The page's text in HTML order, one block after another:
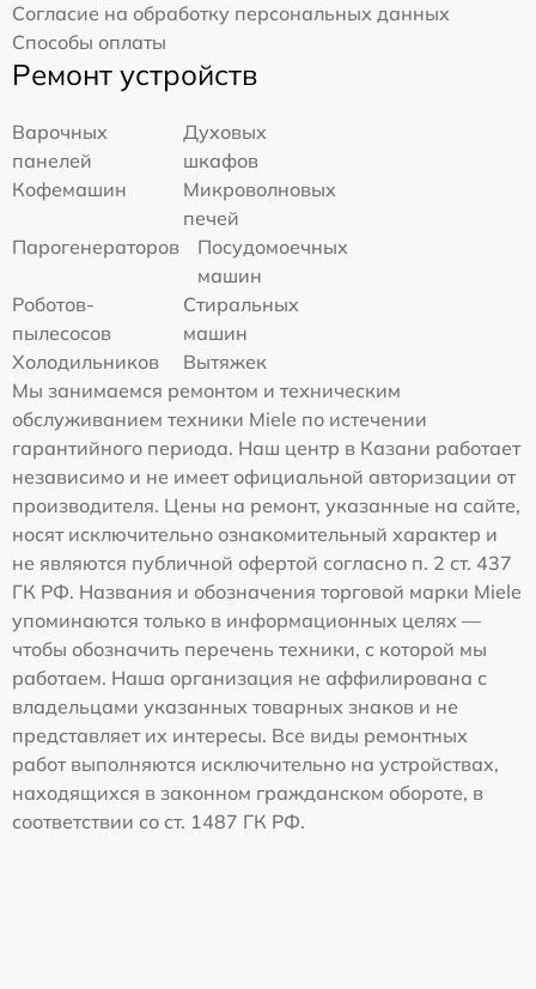
Согласие на обработку персональных данных
Способы оплаты
Ремонт устройств
Варочных
панелей
Духовых
шкафов
Кофемашин
Микроволновых
печей
Парогенераторов
Посудомоечных
машин
Роботов-
пылесосов
Стиральных
машин
Холодильников
Вытяжек
Мы занимаемся ремонтом и техническим
обслуживанием техники Miele по истечении
гарантийного периода. Наш центр в Казани работает
независимо и не имеет официальной авторизации от
производителя. Цены на ремонт, указанные на сайте,
носят исключительно ознакомительный характер и
не являются публичной офертой согласно п. 2 ст. 437
ГК РФ. Названия и обозначения торговой марки Miele
упоминаются только в информационных целях —
чтобы обозначить перечень техники, с которой мы
работаем. Наша организация не аффилирована с
владельцами указанных товарных знаков и не
представляет их интересы. Все виды ремонтных
работ выполняются исключительно на устройствах,
находящихся в законном гражданском обороте, в
соответствии со ст. 1487 ГК РФ.